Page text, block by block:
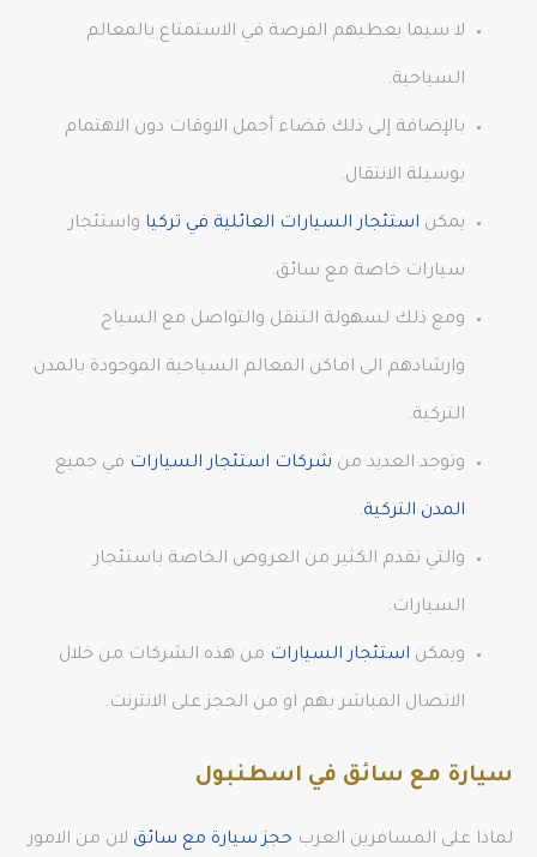
لا سيما يعطيهم الفرصة في الاستمتاع بالمعالم
السياحية.
بالإضافة إلى ذلك قضاء أجمل الاوقات دون الاهتمام
بوسيلة الانتقال.
يمكن استئجار السيارات العائلية في تركيا واستئجار
سيارات خاصة مع سائق.
ومع ذلك لسهولة التنقل والتواصل مع السياح
وارشادهم الى اماكن المعالم السياحية الموجودة بالمدن
التركية.
وتوجد العديد من شركات استئجار السيارات في جميع
المدن التركية.
والتي تقدم الكثير من العروض الخاصة باستئجار
السيارات.
ويمكن استئجار السيارات من هذه الشركات من خلال
الاتصال المباشر بهم او من الحجز على الانترنت.
سيارة مع سائق في اسطنبول
لماذا على المسافرين العرب حجز سيارة مع سائق لان من الامور